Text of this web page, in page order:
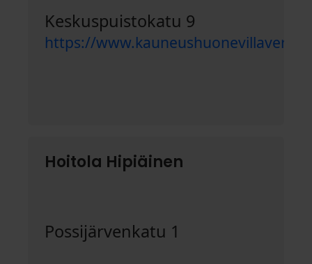
Keskuspuistokatu 9
https://
Hoitola Hipiäinen
Possijärvenkatu 1